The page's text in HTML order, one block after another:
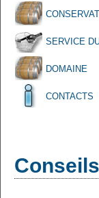
SERVICE
DOMAINE
CONTACTS